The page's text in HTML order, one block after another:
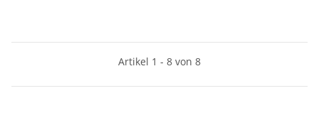
Artikel 1 - 8 von 8